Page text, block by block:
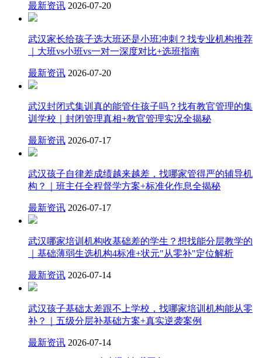
最新资讯 2026-07-20
武汉家长给孩子选大班还是小班冲刺？找专业机构推荐
｜大班vs小班vs一对一深度对比+选班指南
最新资讯 2026-07-20
武汉封闭式集训真的能管住孩子吗？找有教官管理的集
训学校｜封闭管理真相+教官管理实况全揭秘
最新资讯 2026-07-17
武汉孩子自律差成绩越来越差，找哪家管得严的辅导机
构？｜班主任全程督学方案+标准化作息全揭秘
最新资讯 2026-07-17
武汉哪家培训机构收基础差的学生？想找能分层教学的
｜基础薄弱生选机构4标准+状元"从零补"定位解析
最新资讯 2026-07-14
武汉孩子基础太差跟不上学校，找哪家培训机构能从零
补？｜五级分层补基础方案+真实逆袭案例
最新资讯 2026-07-14